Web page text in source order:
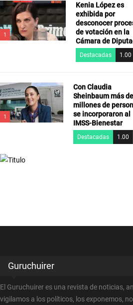
1
Kenia López es
exhibida por
desconocer
de votación en la
Cámara de
Destacadas 1.00
1
Con Claudia
Sheinbaum más
millones de
se incorporaron al
IMSS-Bienestar
Destacadas 1.00
Guruchuirer
El Guruchuirer es una revista de noticias,
vigilamos a los políticos, los exponemos,